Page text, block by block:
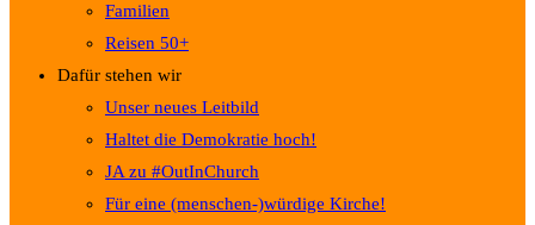
Familien
Reisen 50+
Dafür stehen wir
Unser neues Leitbild
Haltet die Demokratie hoch!
JA zu #OutInChurch
Für eine (menschen-)würdige Kirche!